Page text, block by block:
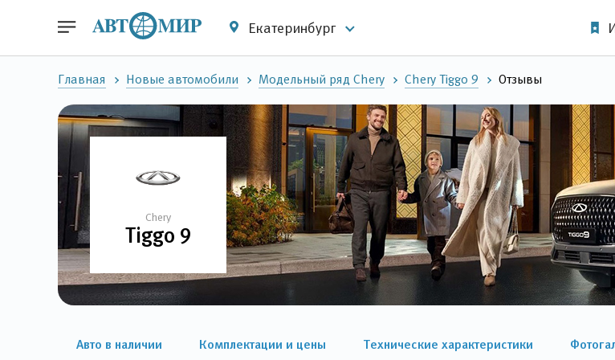
Екатеринбург
Главная Новые автомобили Модельный ряд Chery Chery Tiggo 9 Отзывы
Chery
Tiggo 9
Авто в наличии Комплектации и цены Технические характеристики